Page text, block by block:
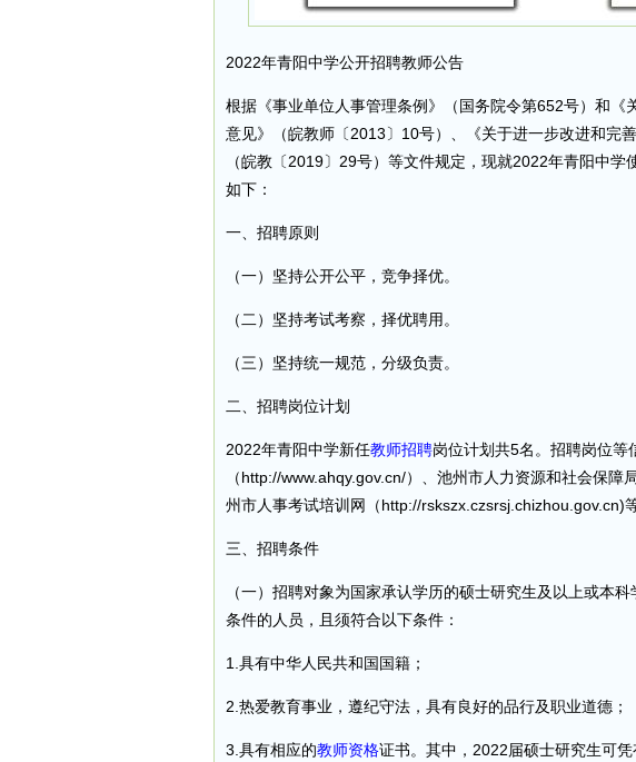
2022年青阳中学公开招聘教师公告
根据《事业单位人事管理条例》（国务院令第652号）和《
意见》（皖教师〔2013〕10号）、《关于进一步改进和完
（皖教〔2019〕29号）等文件规定，现就2022年青阳中
如下：
一、招聘原则
（一）坚持公开公平，竞争择优。
（二）坚持考试考察，择优聘用。
（三）坚持统一规范，分级负责。
二、招聘岗位计划
2022年青阳中学新任教师招聘岗位计划共5名。招聘岗位等
（http://www.ahqy.gov.cn/）、池州市人力资源和社会保
州市人事考试培训网（http://rskszx.czsrsj.chizhou.gov.cn)
三、招聘条件
（一）招聘对象为国家承认学历的硕士研究生及以上或本
条件的人员，且须符合以下条件：
1.具有中华人民共和国国籍；
2.热爱教育事业，遵纪守法，具有良好的品行及职业道德；
3.具有相应的教师资格证书。其中，2022届硕士研究生可